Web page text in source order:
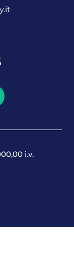
i.v.